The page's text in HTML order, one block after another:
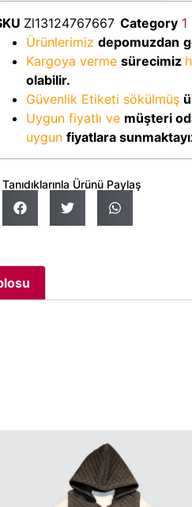
Zl13124767667 Category 1
Ürünlerimiz depomuzdan
Kargoya verme sürecimiz
olabilir.
Güvenlik Etiketi sökülmüş
Uygun fiyatlı ve müşteri
uygun fiyatlara
Tanıdıklarınla Ürünü Paylaş